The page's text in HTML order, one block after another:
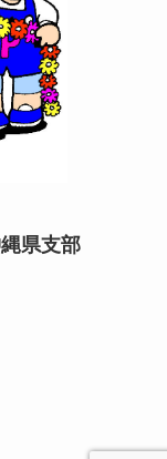
県支部